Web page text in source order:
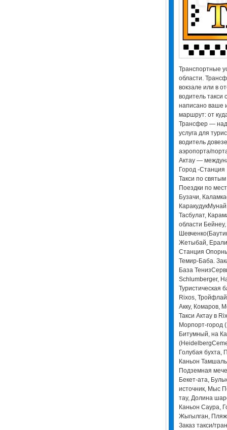
Транспортные
области.
вокзале или в
водитель такси
написано ваше
маршрут: от
Трансфер —
услуга для
водитель
аэропорта/
Актау —
Город -Станция
Такси по
Поездки по
Бузачи,
Тасбулат,
области
Жетыбай,
Станция
Темир-Баба.
База
Schlumberger,
Туристическая
Rixos,
Акку, Комаров,
Такси Актау в
Морпорт-город
Битумный, на
Голубая бухта,
Каньон
Подземная
Бекет-ата,
источник, Мыс
тау, Долина
Каньон Саура,
Жыгылган, Пляж
Заказ такси/